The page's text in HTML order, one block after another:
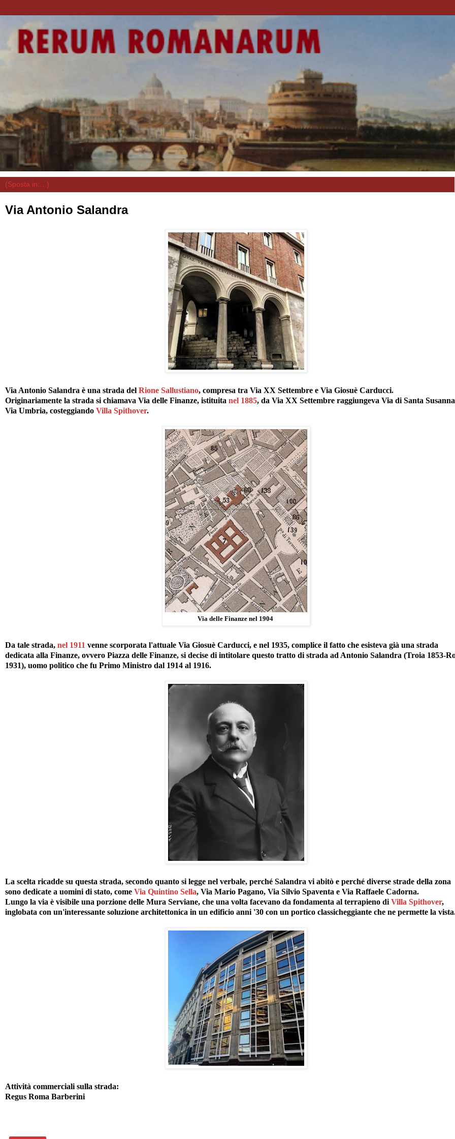
Via Antonio Salandra
Via Antonio Salandra è una strada del Rione Sallustiano, compresa tra Via XX Settembre e Via Giosuè Carducci.
Originariamente la strada si chiamava Via delle Finanze, istituita nel 1885, da Via XX Settembre raggiungeva Via di Santa
Via Umbria, costeggiando Villa Spithover.
Via delle Finanze nel 1904
Da tale strada, nel 1911 venne scorporata l'attuale Via Giosuè Carducci, e nel 1935, complice il fatto che esisteva già una strada
dedicata alla Finanze, ovvero Piazza delle Finanze, si decise di intitolare questo tratto di strada ad Antonio Salandra (Troia 1853-
1931), uomo politico che fu Primo Ministro dal 1914 al 1916.
La scelta ricadde su questa strada, secondo quanto si legge nel verbale, perché Salandra vi abitò e perché diverse strade della zona
sono dedicate a uomini di stato, come Via Quintino Sella, Via Mario Pagano, Via Silvio Spaventa e Via Raffaele Cadorna.
Lungo la via è visibile una porzione delle Mura Serviane, che una volta facevano da fondamenta al terrapieno di Villa Spithover,
inglobata con un'interessante soluzione architettonica in un edificio anni '30 con un portico classicheggiante che ne permette la
Attività commerciali sulla strada:
Regus Roma Barberini